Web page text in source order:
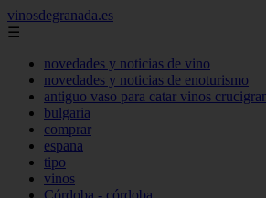
vinosdegranada.es
☰
novedades y noticias de vino
novedades y noticias de enoturismo
antiguo vaso para catar vinos
bulgaria
comprar
espana
tipo
vinos
Córdoba - córdoba